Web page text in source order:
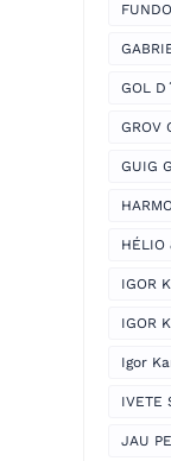
GOL
GROV
GUIG
HÉLIO
IGOR
IGOR
Igor
IVETE
JAU